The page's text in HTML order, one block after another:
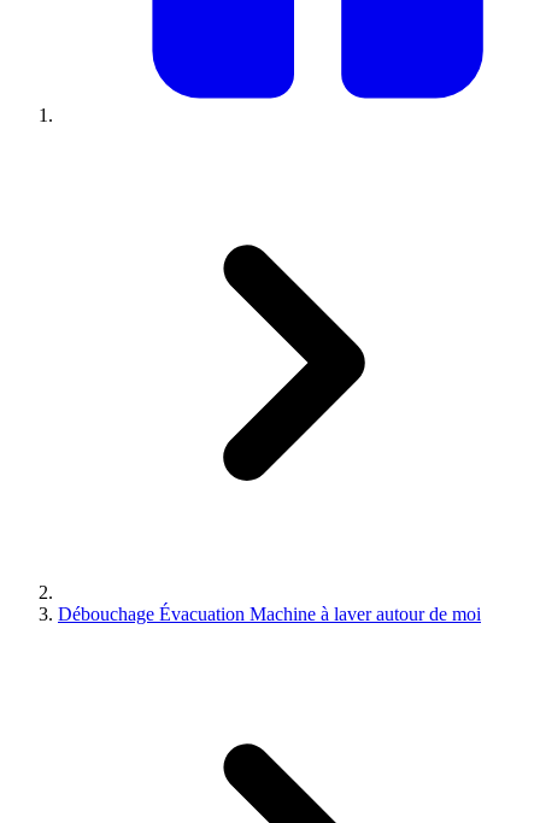
Débouchage Évacuation Machine à laver autour de moi